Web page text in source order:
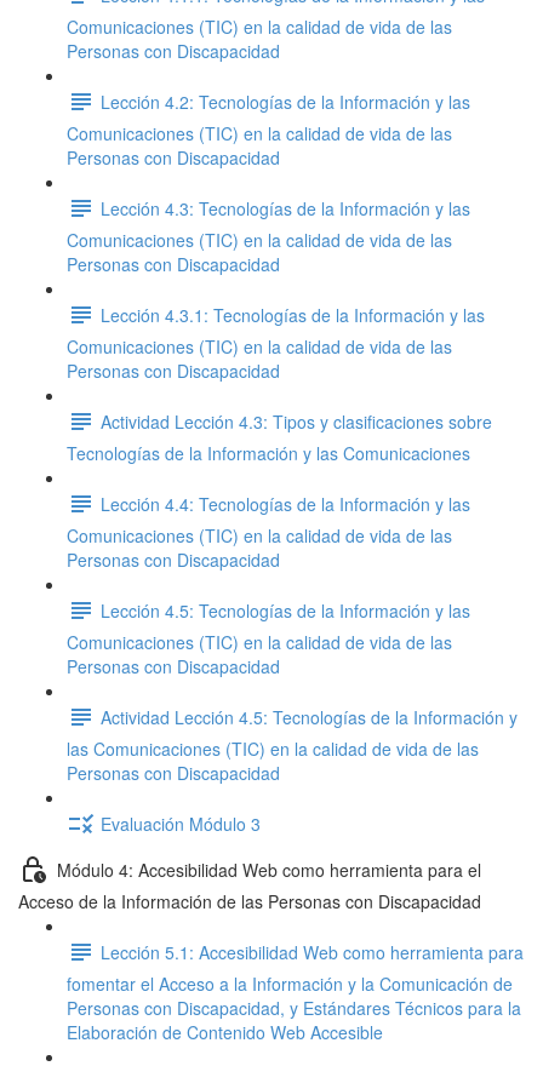
Comunicaciones (TIC) en la calidad de vida de las
Personas con Discapacidad
Lección 4.2: Tecnologías de la Información y las
Comunicaciones (TIC) en la calidad de vida de las
Personas con Discapacidad
Lección 4.3: Tecnologías de la Información y las
Comunicaciones (TIC) en la calidad de vida de las
Personas con Discapacidad
Lección 4.3.1: Tecnologías de la Información y las
Comunicaciones (TIC) en la calidad de vida de las
Personas con Discapacidad
Actividad Lección 4.3: Tipos y clasificaciones sobre
Tecnologías de la Información y las Comunicaciones
Lección 4.4: Tecnologías de la Información y las
Comunicaciones (TIC) en la calidad de vida de las
Personas con Discapacidad
Lección 4.5: Tecnologías de la Información y las
Comunicaciones (TIC) en la calidad de vida de las
Personas con Discapacidad
Actividad Lección 4.5: Tecnologías de la Información y
las Comunicaciones (TIC) en la calidad de vida de las
Personas con Discapacidad
Evaluación Módulo 3
Módulo 4: Accesibilidad Web como herramienta para el
Acceso de la Información de las Personas con Discapacidad
Lección 5.1: Accesibilidad Web como herramienta para
fomentar el Acceso a la Información y la Comunicación de
Personas con Discapacidad, y Estándares Técnicos para la
Elaboración de Contenido Web Accesible